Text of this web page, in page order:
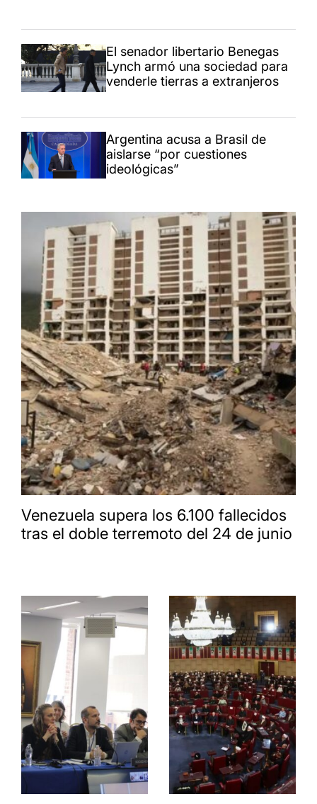
El senador libertario Benegas
Lynch armó una sociedad para
venderle tierras a extranjeros
Argentina acusa a Brasil de
aislarse “por cuestiones
ideológicas”
Venezuela supera los 6.100 fallecidos
tras el doble terremoto del 24 de junio